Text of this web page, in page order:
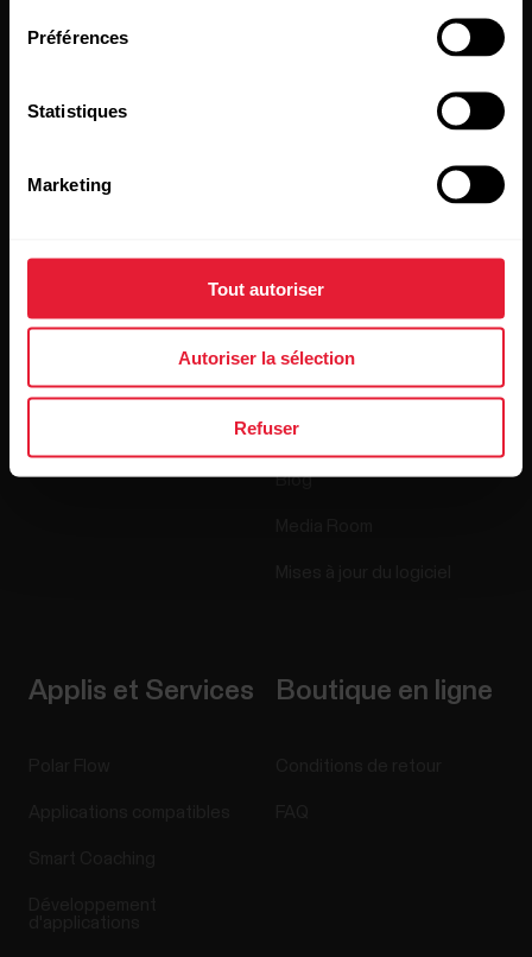
Préférences
Statistiques
Marketing
Tout autoriser
Autoriser la sélection
Refuser
En cliquant sur « Je m'abonne », vous acceptez de recevoir
des e-mails de Polar et confirmez avoir lu notre
Déclaration
Accessoires
À propos de nous
Polar for Business
Recrutement
Blog
Applis et Services Boutique en ligne